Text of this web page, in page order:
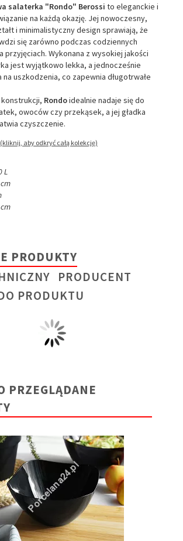
salaterka "Rondo" Berossi to eleganckie i
na każdą okazję. Jej nowoczesny,
i minimalistyczny design sprawiają, że
się zarówno podczas codziennych
przyjęciach. Wykonana z wysokiej jakości
jest wyjątkowo lekka, a jednocześnie
na uszkodzenia, co zapewnia długotrwałe
Rondoidealnie nadaje się do
owoców czy przekąsek, a jej gładka
czyszczenie.
(kliknij, aby odkryć całą kolekcję)
L
PRODUKTY
PRODUCENT
PRODUKTU
PRZEGLĄDANE
produktem interesują się